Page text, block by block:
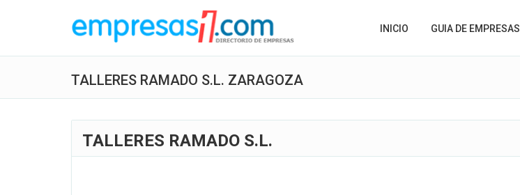
INICIO GUIA DE EMPRESAS
TALLERES RAMADO S.L. ZARAGOZA
TALLERES RAMADO S.L.